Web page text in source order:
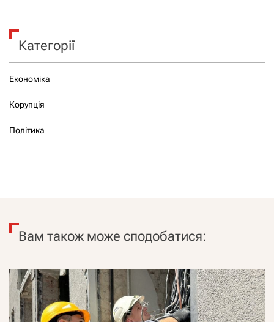
Категорії
Економіка
Корупція
Політика
Вам також може сподобатися: